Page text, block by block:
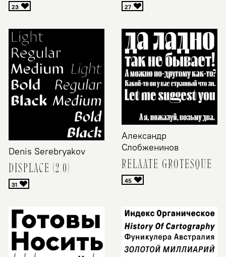
Denis Serebryakov
DISPLACE (2.0)
Александр
Слобженинов
RELAATE GROTESQUE